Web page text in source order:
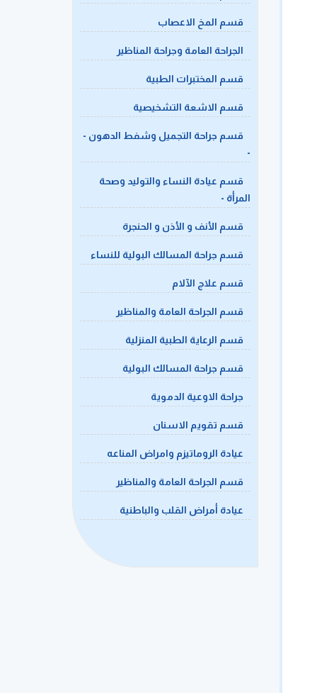
قسم المخ الاعصاب
الجراحة العامة وجراحة المناظير
قسم المختبرات الطبية
قسم الاشعة التشخيصية
قسم جراحة التجميل وشفط الدهون -
-
قسم عيادة النساء والتوليد وصحة
المرأة -
قسم الأنف و الأذن و الحنجرة
قسم جراحة المسالك البولية للنساء
قسم علاج الآلام
قسم الجراحة العامة والمناظير
قسم الرعاية الطبية المنزلية
قسم جراحة المسالك البولية
جراحة الاوعية الدموية
قسم تقويم الاسنان
عيادة الروماتيزم وامراض المناعه
قسم الجراحة العامة والمناظير
عيادة أمراض القلب والباطنية